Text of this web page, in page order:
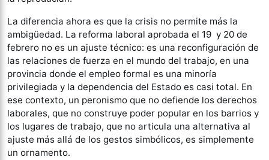
La diferencia ahora es que la crisis no permite más la
ambigüedad. La reforma laboral aprobada el 19 y 20 de
febrero no es un ajuste técnico: es una reconfiguración de
las relaciones de fuerza en el mundo del trabajo, en una
provincia donde el empleo formal es una minoría
privilegiada y la dependencia del Estado es casi total. En
ese contexto, un peronismo que no defiende los derechos
laborales, que no construye poder popular en los barrios y
los lugares de trabajo, que no articula una alternativa al
ajuste más allá de los gestos simbólicos, es simplemente
un ornamento.